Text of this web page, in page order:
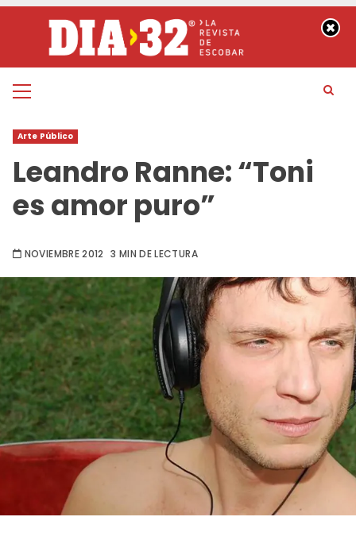
contenido
Menú
Arte Público
Leandro Ranne: “Toni
es amor puro”
NOVIEMBRE 2012 3 MIN DE LECTURA